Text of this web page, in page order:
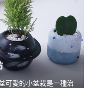
可愛的小盆栽是一種治